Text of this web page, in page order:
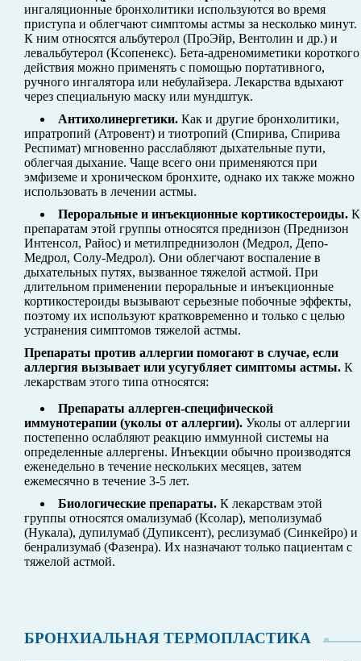
ингаляционные бронхолитики используются во время
приступа и облегчают симптомы астмы за несколько минут.
К ним относятся альбутерол (ПроЭйр, Вентолин и др.) и
левальбутерол (Ксопенекс). Бета-адреномиметики короткого
действия можно применять с помощью портативного,
ручного ингалятора или небулайзера. Лекарства вдыхают
через специальную маску или мундштук.
Антихолинергетики. Как и другие бронхолитики,
ипратропий (Атровент) и тиотропий (Спирива, Спирива
Респимат) мгновенно расслабляют дыхательные пути,
облегчая дыхание. Чаще всего они применяются при
эмфиземе и хроническом бронхите, однако их также можно
использовать в лечении астмы.
Пероральные и инъекционные кортикостероиды. К
препаратам этой группы относятся преднизон (Преднизон
Интенсол, Райос) и метилпреднизолон (Медрол, Депо-
Медрол, Солу-Медрол). Они облегчают воспаление в
дыхательных путях, вызванное тяжелой астмой. При
длительном применении пероральные и инъекционные
кортикостероиды вызывают серьезные побочные эффекты,
поэтому их используют кратковременно и только с целью
устранения симптомов тяжелой астмы.
Препараты против аллергии помогают в случае, если
аллергия вызывает или усугубляет симптомы астмы. К
лекарствам этого типа относятся:
Препараты аллерген-специфической
иммунотерапии (уколы от аллергии). Уколы от аллергии
постепенно ослабляют реакцию иммунной системы на
определенные аллергены. Инъекции обычно производятся
еженедельно в течение нескольких месяцев, затем
ежемесячно в течение 3-5 лет.
Биологические препараты. К лекарствам этой
группы относятся омализумаб (Ксолар), меполизумаб
(Нукала), дупилумаб (Дупиксент), реслизумаб (Синкейро) и
бенрализумаб (Фазенра). Их назначают только пациентам с
тяжелой астмой.
БРОНХИАЛЬНАЯ ТЕРМОПЛАСТИКА